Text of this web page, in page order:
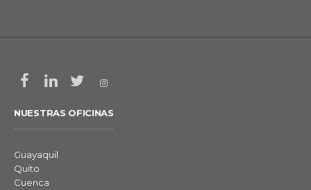
NUESTRAS OFICINAS
Guayaquil
Quito
Cuenca